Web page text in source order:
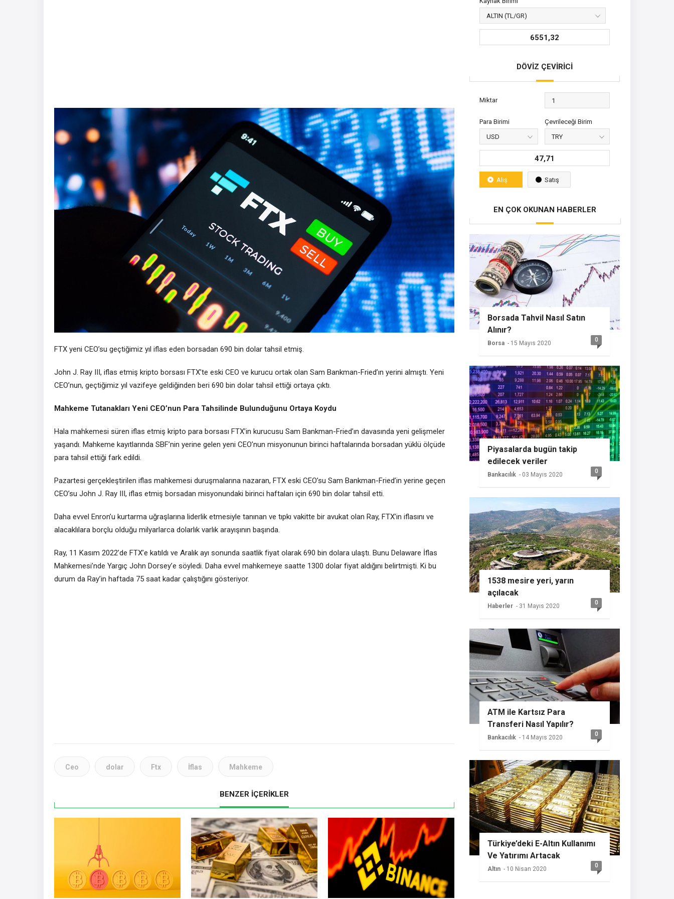
FTX yeni CEO’su geçtiğimiz yıl iflas eden borsadan 690 bin dolar tahsil etmiş.
John J. Ray III, iflas etmiş kripto borsası FTX’te eski CEO ve kurucu ortak olan Sam Bankman-Fried’ın yerini almıştı. Yeni
CEO’nun, geçtiğimiz yıl vazifeye geldiğinden beri 690 bin dolar tahsil ettiği ortaya çıktı.
Mahkeme Tutanakları Yeni CEO’nun Para Tahsilinde Bulunduğunu Ortaya Koydu
Hala mahkemesi süren iflas etmiş kripto para borsası FTX’in kurucusu Sam Bankman-Fried’ın davasında yeni gelişmeler
yaşandı. Mahkeme kayıtlarında SBF’nin yerine gelen yeni CEO’nun misyonunun birinci haftalarında borsadan yüklü ölçüde
para tahsil ettiği fark edildi.
Pazartesi gerçekleştirilen iflas mahkemesi duruşmalarına nazaran, FTX eski CEO’su Sam Bankman-Fried’in yerine geçen
CEO’su John J. Ray III, iflas etmiş borsadan misyonundaki birinci haftaları için 690 bin dolar tahsil etti.
Daha evvel Enron’u kurtarma uğraşlarına liderlik etmesiyle tanınan ve tıpkı vakitte bir avukat olan Ray, FTX’in iflasını ve
alacaklılara borçlu olduğu milyarlarca dolarlık varlık arayışının başında.
Ray, 11 Kasım 2022’de FTX’e katıldı ve Aralık ayı sonunda saatlik fiyat olarak 690 bin dolara ulaştı. Bunu Delaware İflas
Mahkemesi’nde Yargıç John Dorsey’e söyledi. Daha evvel mahkemeye saatte 1300 dolar fiyat aldığını belirtmişti. Ki bu
durum da Ray’in haftada 75 saat kadar çalıştığını gösteriyor.
Ceo dolar Ftx İflas Mahkeme
BENZER İÇERİKLER
6551,32
DÖVİZ ÇEVİRİCİ
Miktar
Para Birimi Çevrileceği Birim
47,71
Alış Satış
EN ÇOK OKUNAN HABERLER
Borsada Tahvil Nasıl Satın
Alınır?
Borsa - 15 Mayıs 2020 0
Piyasalarda bugün takip
edilecek veriler
Bankacılık - 03 Mayıs 2020 0
1538 mesire yeri, yarın
açılacak
Haberler - 31 Mayıs 2020 0
ATM ile Kartsız Para
Transferi Nasıl Yapılır?
Bankacılık - 14 Mayıs 2020 0
Türkiye’deki E-Altın Kullanımı
Ve Yatırımı Artacak
Altın - 10 Nisan 2020 0